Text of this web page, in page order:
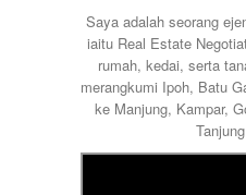
Saya adalah seorang
iaitu Real Estate
rumah, kedai, serta
merangkumi Ipoh, Batu
ke Manjung, Kampar,